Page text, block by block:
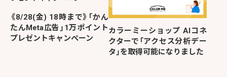
《8/28(金) 18時まで》「かん
たんMeta広告」1万ポイント
プレゼントキャンペーン
カラーミーショップ AIコネ
クターで「アクセス分析デー
タ」を取得可能になりました